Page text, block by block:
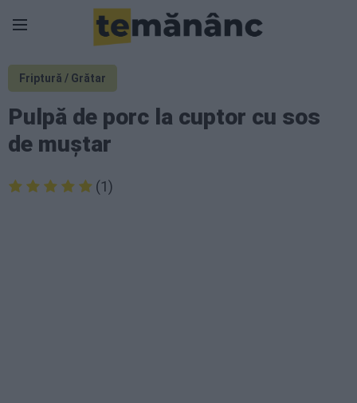
Friptură / Grătar
Pulpă de porc la cuptor cu sos
de muștar
(1)